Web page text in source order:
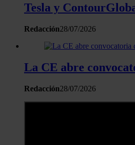
Tesla y
Redacción28/07/2026
La CE abre
Redacción28/07/2026